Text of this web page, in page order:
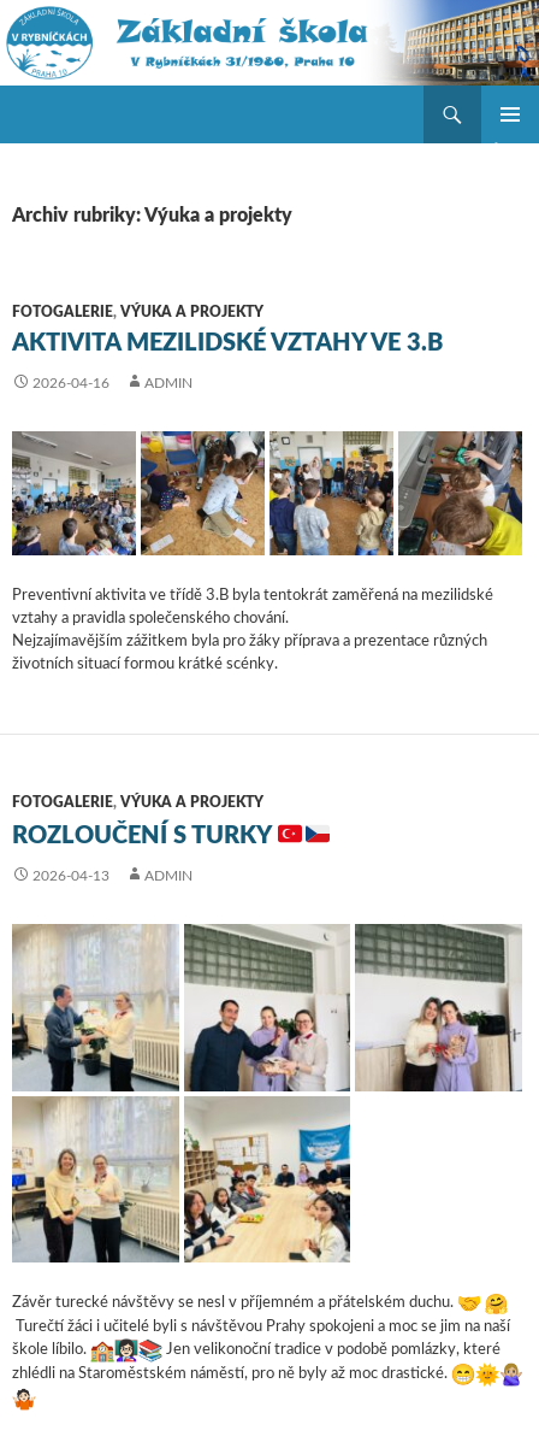
Archiv rubriky: Výuka a projekty
FOTOGALERIE, VÝUKA A PROJEKTY
AKTIVITA MEZILIDSKÉ VZTAHY VE 3.B
2026-04-16 ADMIN
Preventivní aktivita ve třídě 3.B byla tentokrát zaměřená na mezilidské
vztahy a pravidla společenského chování.
Nejzajímavějším zážitkem byla pro žáky příprava a prezentace různých
životních situací formou krátké scénky.
FOTOGALERIE, VÝUKA A PROJEKTY
ROZLOUČENÍ S TURKY
2026-04-13 ADMIN
Závěr turecké návštěvy se nesl v příjemném a přátelském duchu.
Turečtí žáci i učitelé byli s návštěvou Prahy spokojeni a moc se jim na naší
škole líbilo.
Jen velikonoční tradice v podobě pomlázky, které
zhlédli na Staroměstském náměstí, pro ně byly až moc drastické.